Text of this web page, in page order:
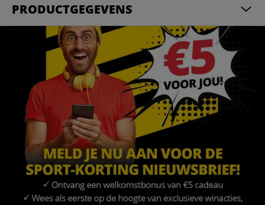
PRODUCTGEGEVENS